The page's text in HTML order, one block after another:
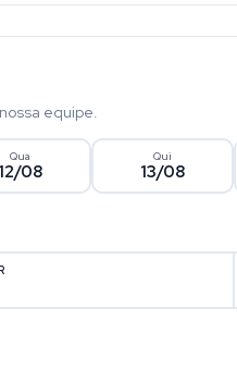
equipe.
Qua
12/08
Qui
13/08